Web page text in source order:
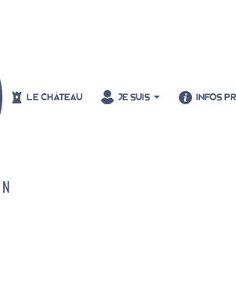
LE CHÂTEAU JE SUIS INFOS